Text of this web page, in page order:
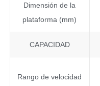
Dimensión de la
plataforma (mm)
CAPACIDAD
Rango de velocidad